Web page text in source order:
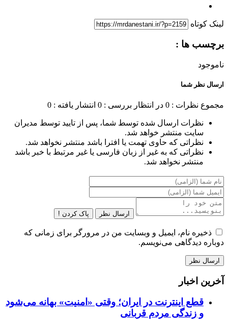
لینک کوتاه
برچسب ها :
ناموجود
ارسال نظر شما
مجموع نظرات : 0 در انتظار بررسی : 0 انتشار یافته : 0
نظرات ارسال شده توسط شما، پس از تایید توسط مدیران
سایت منتشر خواهد شد.
نظراتی که حاوی تهمت یا افترا باشد منتشر نخواهد شد.
نظراتی که به غیر از زبان فارسی یا غیر مرتبط با خبر باشد
منتشر نخواهد شد.
ارسال نظر پاک کردن !
ذخیره نام، ایمیل و وبسایت من در مرورگر برای زمانی که
دوباره دیدگاهی می‌نویسم.
آخرین اخبار
قطع اینترنت در ایران؛ وقتی «امنیت» بهانه می‌شود
و زندگی مردم قربانی